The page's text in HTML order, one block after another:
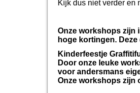
Kijk dus niet verder en
Onze workshops zijn
hoge kortingen.
Kinderfeestje
Door onze leuke
voor andersmans
Onze workshops zijn